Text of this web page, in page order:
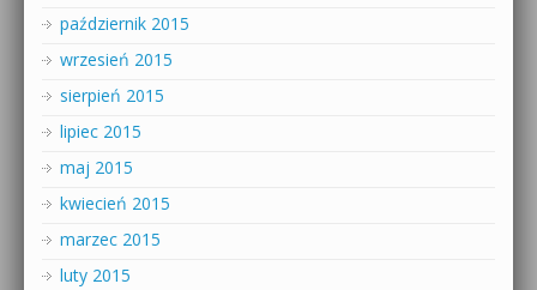
październik 2015
wrzesień 2015
sierpień 2015
lipiec 2015
maj 2015
kwiecień 2015
marzec 2015
luty 2015